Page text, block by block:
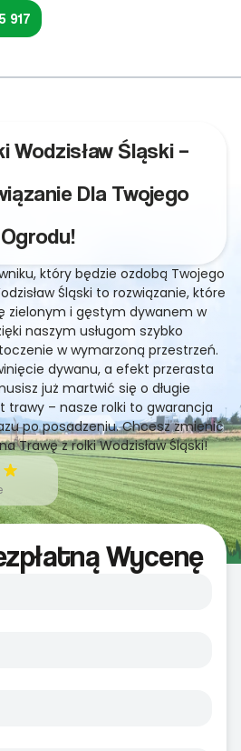
917
Wodzisław Śląski –
Dla Twojego
Ogrodu!
który będzie ozdobą Twojego
Śląski to rozwiązanie, które
zielonym i gęstym dywanem w
naszym usługom szybko
w wymarzoną przestrzeń.
dywanu, a efekt przerasta
już martwić się o długie
trawy – nasze rolki to gwarancja
po posadzeniu. Chcesz zmienić
Trawę z rolki Wodzisław Śląski!
Wycenę